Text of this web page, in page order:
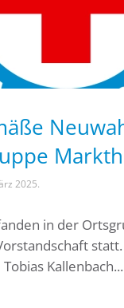
2025.
in der
Kallenbach...